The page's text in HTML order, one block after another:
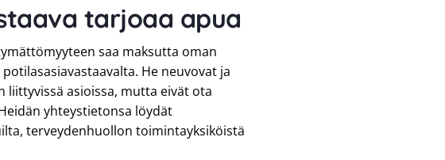
tarjoaa apua
saa maksutta oman
He neuvovat ja
liittyvissä asioissa, mutta eivät ota
yhteystietonsa löydät
terveydenhuollon toimintayksiköistä